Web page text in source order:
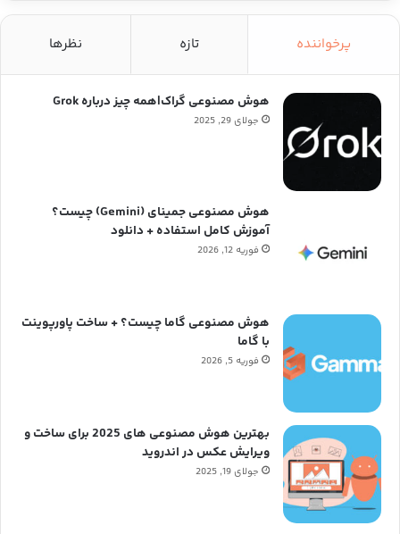
پرخواننده تازه نظرها
هوش مصنوعی گراک|همه چیز درباره Grok
جولای 29, 2025
هوش مصنوعی جمینای (Gemini) چیست؟
آموزش کامل استفاده + دانلود
فوریه 12, 2026
هوش مصنوعی گاما چیست؟ + ساخت پاورپوینت
با گاما
فوریه 5, 2026
بهترین هوش مصنوعی های 2025 برای ساخت و
ویرایش عکس در اندروید
جولای 19, 2025